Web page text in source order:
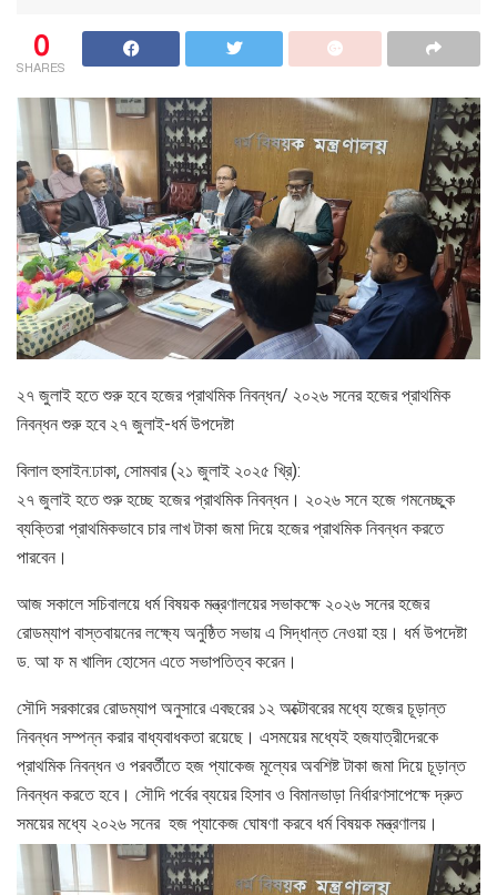
0
SHARES
২৭ জুলাই হতে শুরু হবে হজের প্রাথমিক নিবন্ধন/ ২০২৬ সনের হজের প্রাথমিক
নিবন্ধন শুরু হবে ২৭ জুলাই-ধর্ম উপদেষ্টা
বিলাল হুসাইন:ঢাকা, সোমবার (২১ জুলাই ২০২৫ খ্রি):
২৭ জুলাই হতে শুরু হচ্ছে হজের প্রাথমিক নিবন্ধন। ২০২৬ সনে হজে গমনেচ্ছুক
ব্যক্তিরা প্রাথমিকভাবে চার লাখ টাকা জমা দিয়ে হজের প্রাথমিক নিবন্ধন করতে
পারবেন।
আজ সকালে সচিবালয়ে ধর্ম বিষয়ক মন্ত্রণালয়ের সভাকক্ষে ২০২৬ সনের হজের
রোডম্যাপ বাস্তবায়নের লক্ষ্যে অনুষ্ঠিত সভায় এ সিদ্ধান্ত নেওয়া হয়। ধর্ম উপদেষ্টা
ড. আ ফ ম খালিদ হোসেন এতে সভাপতিত্ব করেন।
সৌদি সরকারের রোডম্যাপ অনুসারে এবছরের ১২ অক্টোবরের মধ্যে হজের চূড়ান্ত
নিবন্ধন সম্পন্ন করার বাধ্যবাধকতা রয়েছে। এসময়ের মধ্যেই হজযাত্রীদেরকে
প্রাথমিক নিবন্ধন ও পরবর্তীতে হজ প্যাকেজ মূল্যের অবশিষ্ট টাকা জমা দিয়ে চূড়ান্ত
নিবন্ধন করতে হবে। সৌদি পর্বের ব্যয়ের হিসাব ও বিমানভাড়া নির্ধারণসাপেক্ষে দ্রুত
সময়ের মধ্যে ২০২৬ সনের হজ প্যাকেজ ঘোষণা করবে ধর্ম বিষয়ক মন্ত্রণালয়।